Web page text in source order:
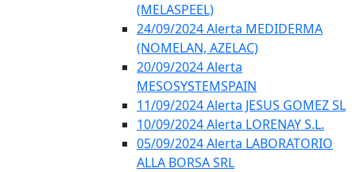
(MELASPEEL)
24/09/2024 Alerta MEDIDERMA
(NOMELAN, AZELAC)
20/09/2024 Alerta
MESOSYSTEMSPAIN
11/09/2024 Alerta JESUS GOMEZ SL
10/09/2024 Alerta LORENAY S.L.
05/09/2024 Alerta LABORATORIO
ALLA BORSA SRL